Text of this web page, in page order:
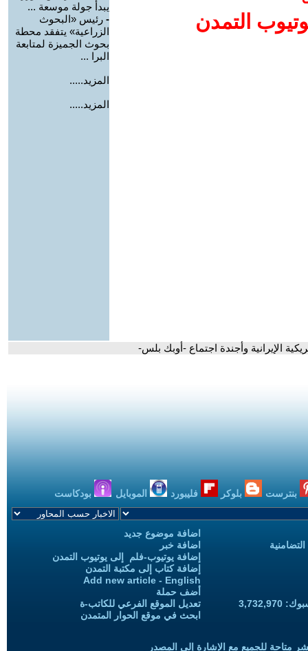
التمدن
يبدأ جولة موسعة ...
- رئيس «البحوث
الزراعية» يتفقد محطة
بحوث الجميزة لمتابعة
البرا ...
المزيد.....
المزيد.....
الإيرانية وأجندة اجتماع -أوبك بلس-
بنترست بلوكر فليبورد الموبايل بودكاست
اضافة موضوع جديد
اضافة خبر
إضافة يوتيوب-فلم إلى يوتيوب التمدن
إضافة كتاب إلى مكتبة التمدن
Add new article - English
أضف حملة
تعديل الموقع الفرعي للكاتب-ة
ابحث في موقع الحوار المتمدن
متاحة للجميع مع الإشارة إلى المصدر